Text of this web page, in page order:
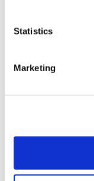
Statistics
Marketing